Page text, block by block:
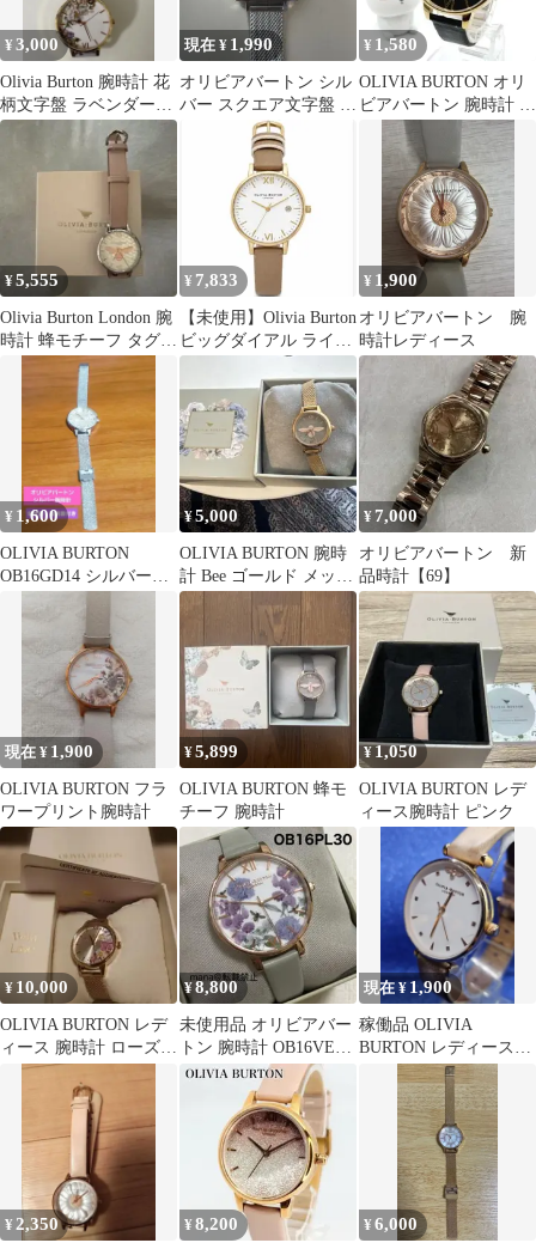
¥3,000
Olivia Burton 腕時計 花
柄文字盤 ラベンダーベ
ルト
現在 ¥ 1,990
オリビアバートン シル
バー スクエア文字盤 腕
¥ 1,580
OLIVIA BURTON オリ
ビアバートン 腕時計 ブ
ラック ゴールド
¥5,555
Olivia Burton London 腕
時計 蜂モチーフ タグ付
¥ 7,833
【未使用】Olivia Burton
ビッグダイアル ライト
¥ 1,900
オリビアバートン 腕
時計レディース
¥ 1,600
OLIVIA BURTON
OB16GD14 シルバー腕
¥5,000
OLIVIA BURTON 腕時
計 Bee ゴールド メッシ
ュベルト
¥ 7,000
オリビアバートン 新
品時計【69】
現在 ¥ 1,900
OLIVIA BURTON フラ
ワープリント腕時計
¥5,899
OLIVIA BURTON 蜂モ
チーフ 腕時計
¥1,050
OLIVIA BURTON レデ
ィース腕時計 ピンク
¥ 10,000
OLIVIA BURTON レデ
ィース 腕時計 ローズゴ
ールド
¥8,800
未使用品 オリビアバー
トン 腕時計 OB16VE08
Olivia Burton
現在 ¥ 1,900
稼働品 OLIVIA
BURTON レディース腕
時計 電池交換済 G3865
¥ 2,350 ¥8,200 ¥6,000